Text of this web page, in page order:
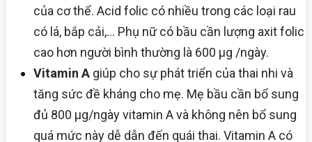
của cơ thể. Acid folic có nhiều trong các loại rau
có lá, bắp cải,… Phụ nữ có bầu cần lượng axit folic
cao hơn người bình thường là 600 μg /ngày.
Vitamin A giúp cho sự phát triển của thai nhi và
tăng sức đề kháng cho mẹ. Mẹ bầu cần bổ sung
đủ 800 μg/ngày vitamin A và không nên bổ sung
quá mức này dễ dẫn đến quái thai. Vitamin A có